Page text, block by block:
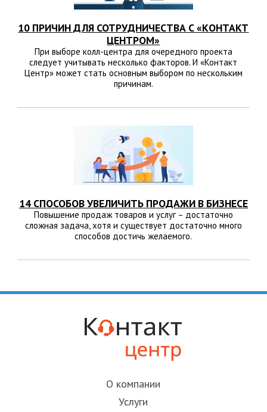
10 ПРИЧИН ДЛЯ СОТРУДНИЧЕСТВА С «КОНТАКТ
ЦЕНТРОМ»
При выборе колл-центра для очередного проекта
следует учитывать несколько факторов. И «Контакт
Центр» может стать основным выбором по нескольким
причинам.
14 СПОСОБОВ УВЕЛИЧИТЬ ПРОДАЖИ В БИЗНЕСЕ
Повышение продаж товаров и услуг – достаточно
сложная задача, хотя и существует достаточно много
способов достичь желаемого.
О компании
Услуги